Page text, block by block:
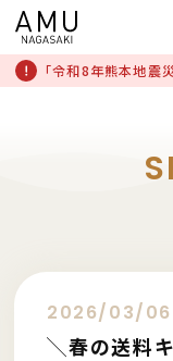
「令和8年熊本地震
2026/03/06
╲春の送料キ